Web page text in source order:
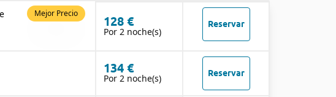
Mejor Precio
128 €
Por 2 noche(s)
Reservar
134 €
Por 2 noche(s) Reservar